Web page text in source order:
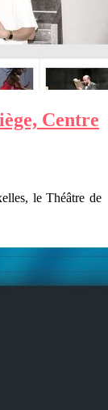
Centre
le Théâtre de